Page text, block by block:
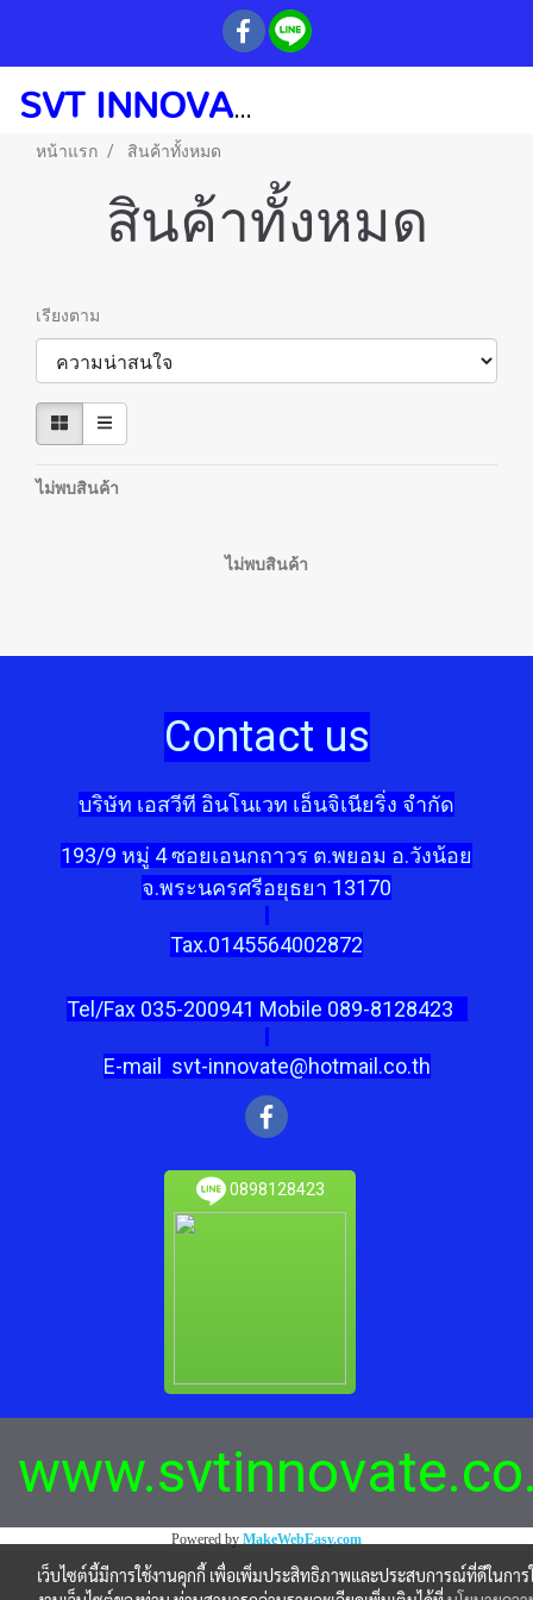
SVT INNOVATE
หน้าแรก สินค้าทั้งหมด
สินค้าทั้งหมด
เรียงตาม
ไม่พบสินค้า
ไม่พบสินค้า
Contact us
บริษัท เอสวีที อินโนเวท เอ็นจิเนียริ่ง จำกัด
193/9 หมู่ 4 ซอยเอนกถาวร ต.พยอม อ.วังน้อย
จ.พระนครศรีอยุธยา 13170
Tax.0145564002872
Tel/Fax 035-200941 Mobile 089-8128423
E-mail svt-innovate@hotmail.co.th
0898128423
Powered by MakeWebEasy.com
เว็บไซต์นี้มีการใช้งานคุกกี้ เพื่อเพิ่มประสิทธิภาพและประสบการณ์ที่ดีในการ